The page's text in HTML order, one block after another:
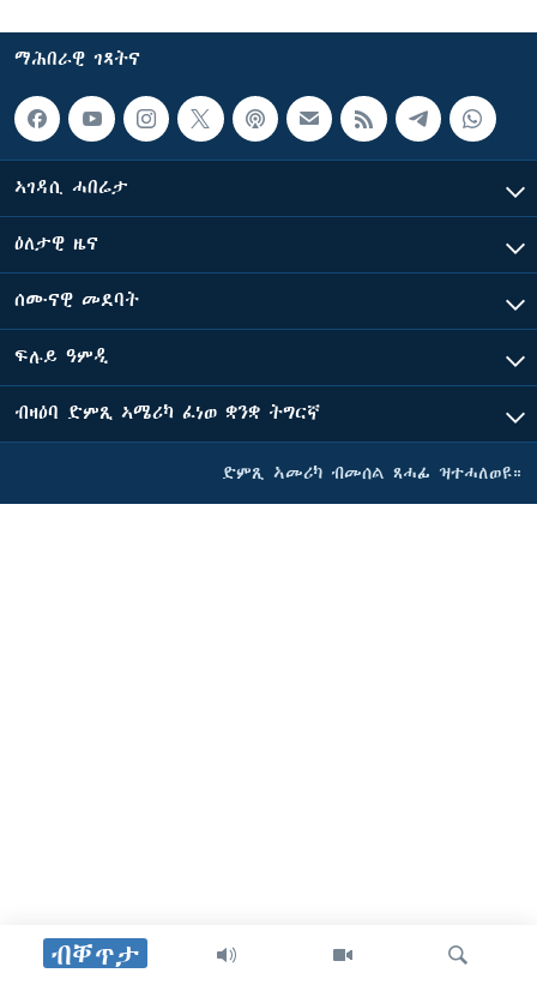
ብቐጥታ
ማሕበራዊ ገጻትና
ኣገዳሲ ሓበሬታ
ዕለታዊ ዜና
ሰሙናዊ መደባት
ፍሉይ ዓምዲ
ብዛዕባ ድምጺ ኣሜሪካ ፈነወ ቋንቋ ትግርኛ
ድምጺ ኣመሪካ ብመሰል ጸሓፊ ዝተሓለወዩ።